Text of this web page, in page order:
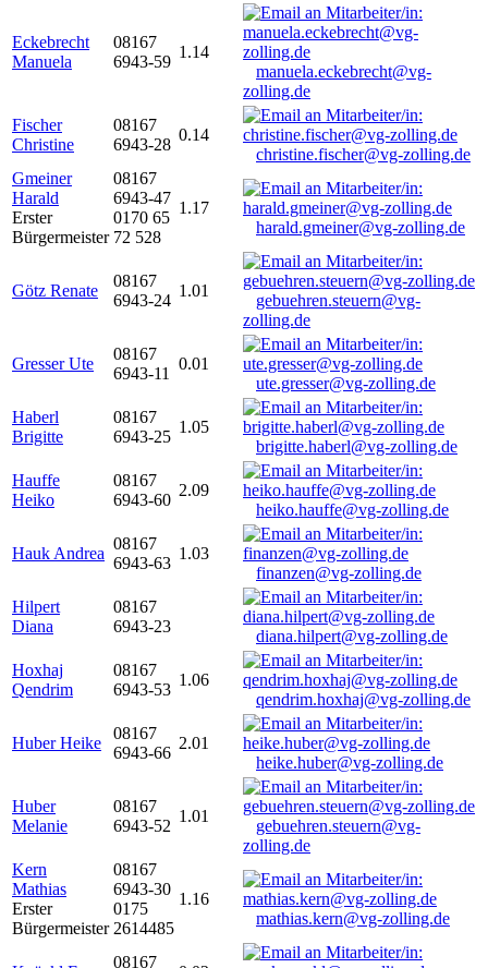
Eckebrecht
Manuela
08167
6943-59
1.14
manuela.eckebrecht@vg-
zolling.de
Fischer
Christine
08167
6943-28
0.14
christine.fischer@vg-zolling.de
Gmeiner
Harald
Erster
Bürgermeister
08167
6943-47
0170 65
72 528
1.17
harald.gmeiner@vg-zolling.de
Götz Renate
08167
6943-24
1.01
gebuehren.steuern@vg-
zolling.de
Gresser Ute
08167
6943-11
0.01
ute.gresser@vg-zolling.de
Haberl
Brigitte
08167
6943-25
1.05
brigitte.haberl@vg-zolling.de
Hauffe
Heiko
08167
6943-60
2.09
heiko.hauffe@vg-zolling.de
Hauk Andrea
08167
6943-63
1.03
finanzen@vg-zolling.de
Hilpert
Diana
08167
6943-23
diana.hilpert@vg-zolling.de
Hoxhaj
Qendrim
08167
6943-53
1.06
qendrim.hoxhaj@vg-zolling.de
Huber Heike
08167
6943-66
2.01
heike.huber@vg-zolling.de
Huber
Melanie
08167
6943-52
1.01
gebuehren.steuern@vg-
zolling.de
Kern
Mathias
Erster
Bürgermeister
08167
6943-30
0175
2614485
1.16
mathias.kern@vg-zolling.de
08167